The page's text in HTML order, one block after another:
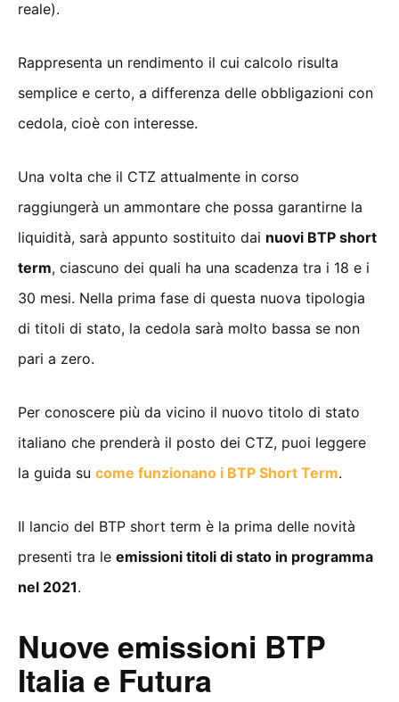
reale).
Rappresenta un rendimento il cui calcolo risulta
semplice e certo, a differenza delle obbligazioni con
cedola, cioè con interesse.
Una volta che il CTZ attualmente in corso
raggiungerà un ammontare che possa garantirne la
liquidità, sarà appunto sostituito dai nuovi BTP short
term, ciascuno dei quali ha una scadenza tra i 18 e i
30 mesi. Nella prima fase di questa nuova tipologia
di titoli di stato, la cedola sarà molto bassa se non
pari a zero.
Per conoscere più da vicino il nuovo titolo di stato
italiano che prenderà il posto dei CTZ, puoi leggere
la guida su come funzionano i BTP Short Term.
Il lancio del BTP short term è la prima delle novità
presenti tra le emissioni titoli di stato in programma
nel 2021.
Nuove emissioni BTP
Italia e Futura